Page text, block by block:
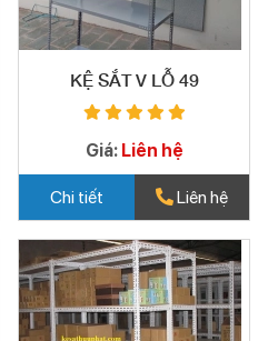
KỆ SẮT V LỖ 49
Giá: Liên hệ
Chi tiết Liên hệ